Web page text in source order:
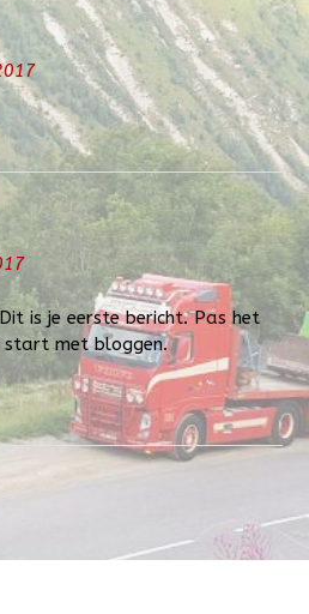
is je eerste bericht. Pas het
start met bloggen.